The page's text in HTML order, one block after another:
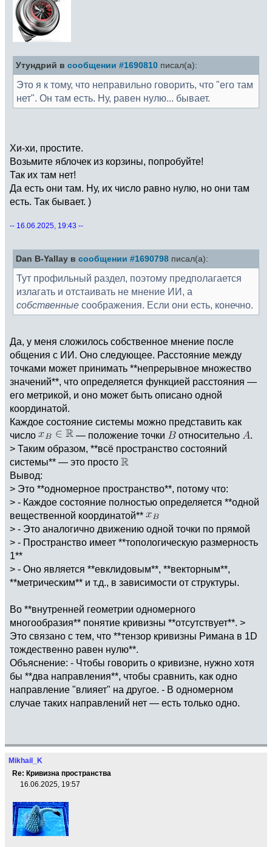
Утундрий в сообщении #1690810 писал(а):
Это я к тому, что неправильно говорить, что "его там
нет". Он там есть. Ну, равен нулю... бывает.
Хи-хи, простите.
Возьмите яблочек из корзины, попробуйте!
Так их там нет!
Да есть они там. Ну, их число равно нулю, но они там
есть. Так бывает. )
-- 16.06.2025, 19:43 --
Dan B-Yallay в сообщении #1690798 писал(а):
Тут профильный раздел, поэтому предполагается
излагать и отстаивать не мнение ИИ, а
собственные соображения. Если они есть, конечно.
Да, у меня сложилось собственное мнение после
общения с ИИ. Оно следующее. Расстояние между
точками может принимать **непрерывное множество
значений**, что определяется функцией расстояния —
его метрикой, и оно может быть описано одной
координатой.
Каждое состояние системы можно представить как
число
— положение точки относительно
.
> Таким образом, **всё пространство состояний
системы** — это просто
Вывод:
> Это **одномерное пространство**, потому что:
> - Каждое состояние полностью определяется **одной
вещественной координатой**
> - Это аналогично движению одной точки по прямой
> - Пространство имеет **топологическую размерность
1**
> - Оно является **евклидовым**, **векторным**,
**метрическим** и т.д., в зависимости от структуры.
Во **внутренней геометрии одномерного
многообразия** понятие кривизны **отсутствует**. >
Это связано с тем, что **тензор кривизны Римана в 1D
тождественно равен нулю**.
Объяснение: - Чтобы говорить о кривизне, нужно хотя
бы **два направления**, чтобы сравнить, как одно
направление "влияет" на другое. - В одномерном
случае таких направлений нет — есть только одно.
Mikhail_K
Re: Кривизна пространства
16.06.2025, 19:57